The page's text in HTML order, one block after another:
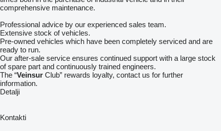
comprehensive maintenance.
Professional advice by our experienced sales team.
Extensive stock of vehicles.
Pre-owned vehicles which have been completely serviced and are
ready to run.
Our after-sale service ensures continued support with a large stock
of spare part and continuously trained engineers.
The “Veinsur Club” rewards loyalty, contact us for further
information.
Detalji
Kontakti